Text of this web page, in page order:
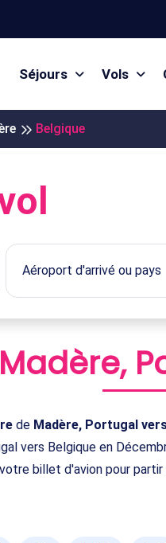
Séjours Vols
Belgique
Madère,
de Madère, Portugal
vers Belgique en
billet d'avion pour